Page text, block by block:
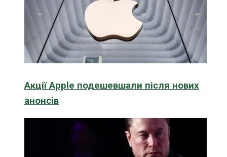
Акції Apple подешевшали після нових
анонсів